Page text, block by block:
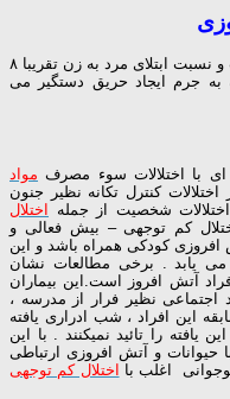
این اختلال در مردها بسیار شایع تر از زنهاست و نسبت ابتلای مرد به زن تقریبا ۸
که به جرم ایجاد حریق دستگیر می
با اختلالات سوء مصرف مواد
کنترل تکانه نظیر جنون
شخصیت از جمله
اختلال
کم توجهی – بیش فعالی و
کودکی همراه باشد و این
می یابد . برخی مطالعات نشان
آتش افروز است.این بیماران
نظیر فرار از مدرسه ،
این افراد ، شب ادراری یافته
را تائید نمیکنند . با این
حیوانات و آتش افروزی ارتباطی
اغلب با
اختلال کم توجهی